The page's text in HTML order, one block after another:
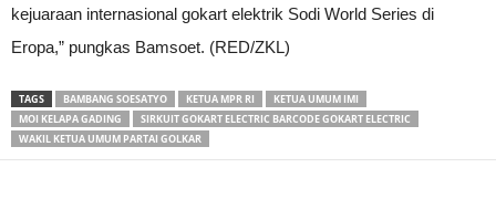
kejuaraan internasional gokart elektrik Sodi World Series di
Eropa,” pungkas Bamsoet. (RED/ZKL)
TAGS BAMBANG SOESATYO KETUA MPR RI
KETUA UMUM IMI
MOI KELAPA GADING
SIRKUIT GOKART ELECTRIC BARCODE GOKART ELECTRIC
WAKIL KETUA UMUM PARTAI GOLKAR